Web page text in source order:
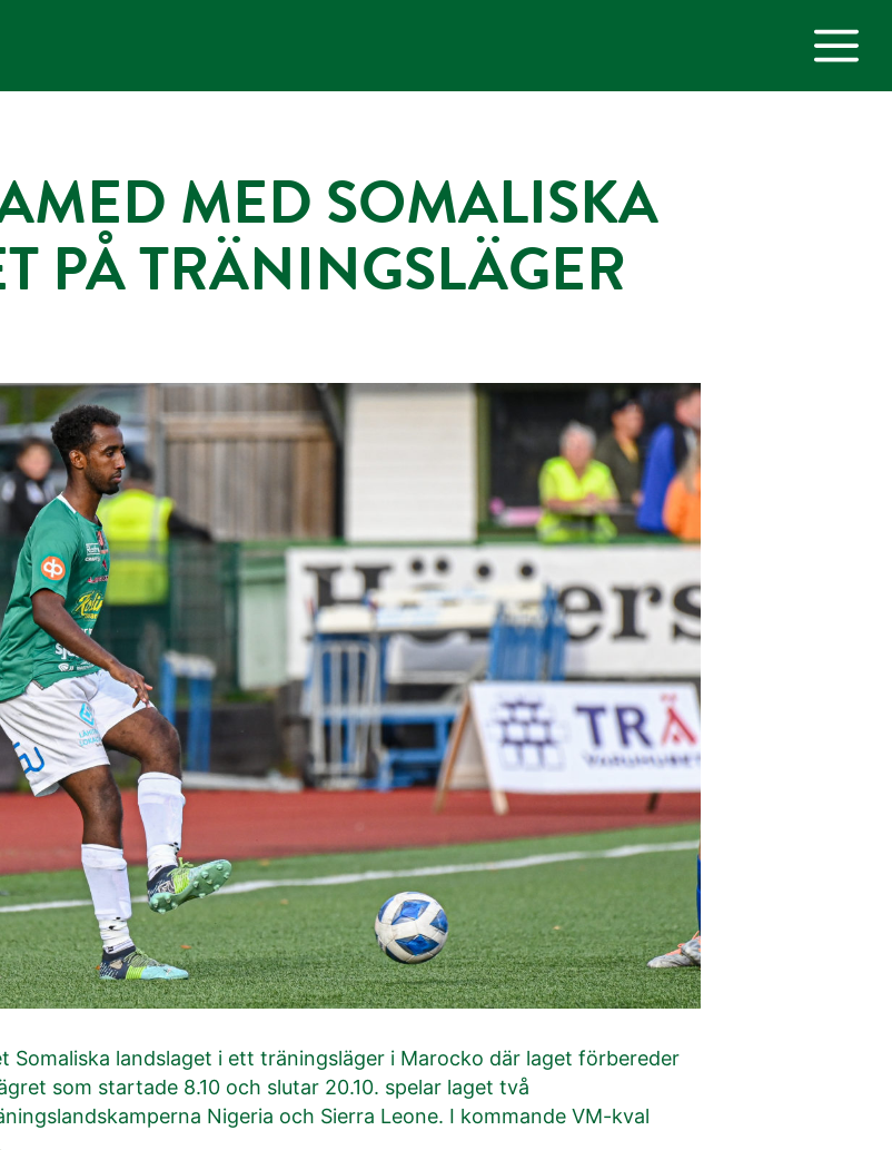
MED SOMALISKA
PÅ TRÄNINGSLÄGER
Somaliska landslaget i ett träningsläger i Marocko där laget förbereder
som startade 8.10 och slutar 20.10. spelar laget två
Nigeria och Sierra Leone. I kommande VM-kval